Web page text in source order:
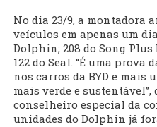
No dia 23/9, a montadora
veículos em apenas um
Dolphin; 208 do Song
122 do Seal. “É uma
nos carros da BYD e mais
mais verde e
conselheiro especial da
unidades do Dolphin já